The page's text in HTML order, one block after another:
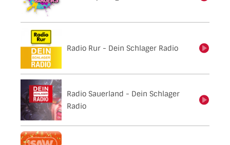
Radio Rur - Dein Schlager Radio
einschalten
Radio Sauerland - Dein Schlager
Radio
einschalten